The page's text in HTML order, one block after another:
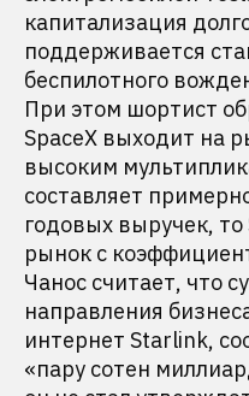
капитализация
поддерживается
беспилотного
При этом шортист
SpaceX выходит на
высоким
составляет
годовых выручек,
рынок с
Чанос считает, что
направления
интернет Starlink,
«пару сотен